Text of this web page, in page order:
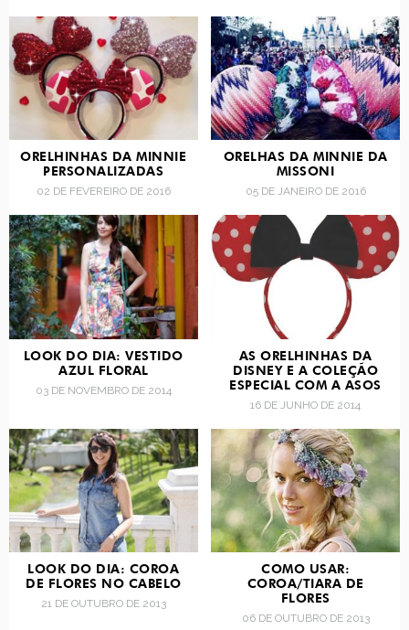
ORELHINHAS DA MINNIE
PERSONALIZADAS
02 DE FEVEREIRO DE 2016
ORELHAS DA MINNIE DA
MISSONI
05 DE JANEIRO DE 2016
LOOK DO DIA: VESTIDO
AZUL FLORAL
03 DE NOVEMBRO DE 2014
AS ORELHINHAS DA
DISNEY E A COLEÇÃO
ESPECIAL COM A ASOS
16 DE JUNHO DE 2014
LOOK DO DIA: COROA
DE FLORES NO CABELO
21 DE OUTUBRO DE 2013
COMO USAR:
COROA/TIARA DE
FLORES
06 DE OUTUBRO DE 2013